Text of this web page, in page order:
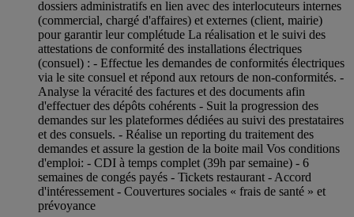
dossiers administratifs en lien avec des interlocuteurs internes
(commercial, chargé d'affaires) et externes (client, mairie)
pour garantir leur complétude La réalisation et le suivi des
attestations de conformité des installations électriques
(consuel) : - Effectue les demandes de conformités électriques
via le site consuel et répond aux retours de non-conformités. -
Analyse la véracité des factures et des documents afin
d'effectuer des dépôts cohérents - Suit la progression des
demandes sur les plateformes dédiées au suivi des prestataires
et des consuels. - Réalise un reporting du traitement des
demandes et assure la gestion de la boite mail Vos conditions
d'emploi: - CDI à temps complet (39h par semaine) - 6
semaines de congés payés - Tickets restaurant - Accord
d'intéressement - Couvertures sociales « frais de santé » et
prévoyance